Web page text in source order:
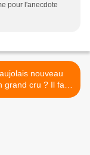
pour l'anecdote
nouveau
grand cru ? Il faut
le voir pour le boire ! >